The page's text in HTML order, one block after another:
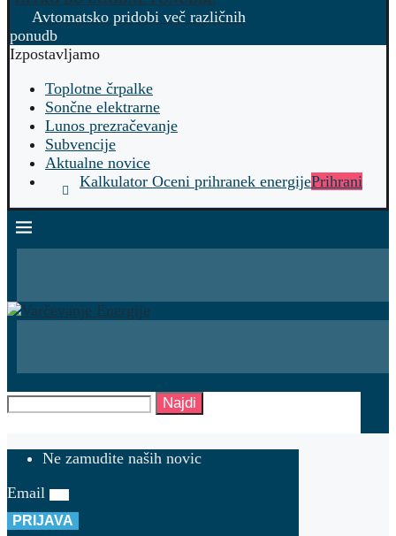
Avtomatsko pridobi več različnih
ponudb
Izpostavljamo
Toplotne črpalke
Sončne elektrarne
Lunos prezračevanje
Subvencije
Aktualne novice
Kalkulator Oceni prihranek energijePrihrani
Najdi
Ne zamudite naših novic
Email
PRIJAVA